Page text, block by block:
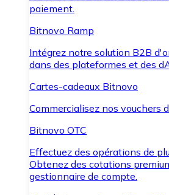
paiement.
Bitnovo Ramp
Intégrez notre solution B2B
dans des plateformes et des
Cartes-cadeaux Bitnovo
Commercialisez nos vouchers
Bitnovo OTC
Effectuez des opérations de
Obtenez des cotations
gestionnaire de compte.